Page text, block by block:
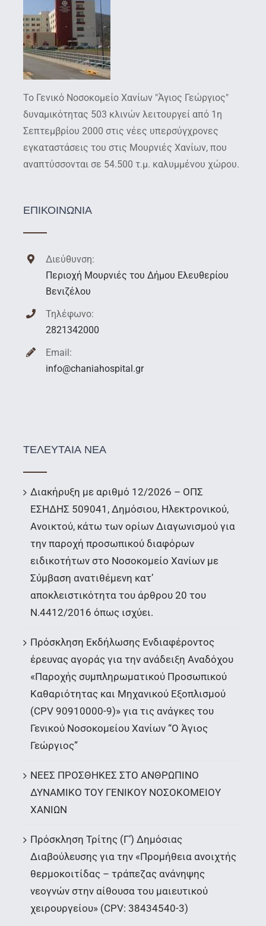
Το Γενικό Νοσοκομείο Χανίων "Άγιος Γεώργιος"
δυναμικότητας 503 κλινών λειτουργεί από 1η
Σεπτεμβρίου 2000 στις νέες υπερσύγχρονες
εγκαταστάσεις του στις Μουρνιές Χανίων, που
αναπτύσσονται σε 54.500 τ.μ. καλυμμένου χώρου.
ΕΠΙΚΟΙΝΩΝΙΑ
Διεύθυνση:
Περιοχή Μουρνιές του Δήμου Ελευθερίου
Βενιζέλου
Τηλέφωνο:
2821342000
Email:
info@chaniahospital.gr
ΤΕΛΕΥΤΑΙΑ ΝΕΑ
Διακήρυξη με αριθμό 12/2026 – ΟΠΣ
ΕΣΗΔΗΣ 509041, Δημόσιου, Ηλεκτρονικού,
Ανοικτού, κάτω των ορίων Διαγωνισμού για
την παροχή προσωπικού διαφόρων
ειδικοτήτων στο Νοσοκομείο Χανίων με
Σύμβαση ανατιθέμενη κατ’
αποκλειστικότητα του άρθρου 20 του
Ν.4412/2016 όπως ισχύει.
Πρόσκληση Εκδήλωσης Ενδιαφέροντος
έρευνας αγοράς για την ανάδειξη Αναδόχου
«Παροχής συμπληρωματικού Προσωπικού
Καθαριότητας και Μηχανικού Εξοπλισμού
(CPV 90910000-9)» για τις ανάγκες του
Γενικού Νοσοκομείου Χανίων “Ο Άγιος
Γεώργιος”
ΝΕΕΣ ΠΡΟΣΘΗΚΕΣ ΣΤΟ ΑΝΘΡΩΠΙΝΟ
ΔΥΝΑΜΙΚΟ ΤΟΥ ΓΕΝΙΚΟΥ ΝΟΣΟΚΟΜΕΙΟΥ
ΧΑΝΙΩΝ
Πρόσκληση Τρίτης (Γ’) Δημόσιας
Διαβούλευσης για την «Προμήθεια ανοιχτής
θερμοκοιτίδας – τράπεζας ανάνηψης
νεογνών στην αίθουσα του μαιευτικού
χειρουργείου» (CPV: 38434540-3)